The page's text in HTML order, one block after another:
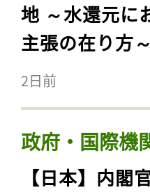
地 ～水還元に
主張の在り方～
2日前
政府・国際機
【日本】内閣